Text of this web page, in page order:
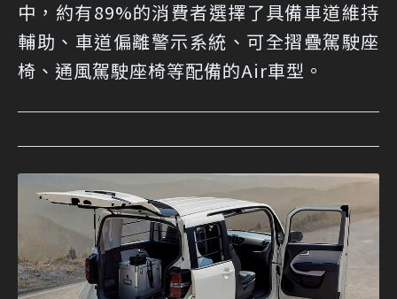
中，約有89%的消費者選擇了具備車道維持
輔助、車道偏離警示系統、可全摺疊駕駛座
椅、通風駕駛座椅等配備的Air車型。